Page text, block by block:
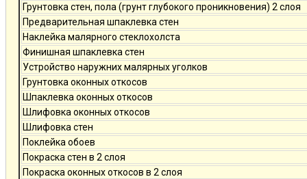
Грунтовка стен, пола (грунт глубокого проникновения) 2 слоя
Предварительная шпаклевка стен
Наклейка малярного стеклохолста
Финишная шпаклевка стен
Устройство наружних малярных уголков
Грунтовка оконных откосов
Шпаклевка оконных откосов
Шлифовка оконных откосов
Шлифовка стен
Поклейка обоев
Покраска стен в 2 слоя
Покраска оконных откосов в 2 слоя